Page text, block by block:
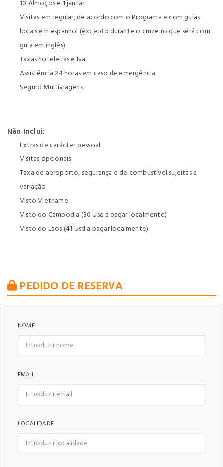
10 Almoços e 1 jantar
Visitas em regular, de acordo com o Programa e com guias
locais em espanhol (excepto durante o cruzeiro que será com
guia em inglês)
Taxas hoteleiras e Iva
Assistência 24 horas em caso de emergência
Seguro Multiviagens
Não Inclui:
Extras de carácter pessoal
Visitas opcionais
Taxa de aeroporto, segurança e de combustível sujeitas a
variação
Visto Vietname
Visto do Cambodja (30 Usd a pagar localmente)
Visto do Laos (41 Usd a pagar localmente)
PEDIDO DE RESERVA
NOME
EMAIL
LOCALIDADE